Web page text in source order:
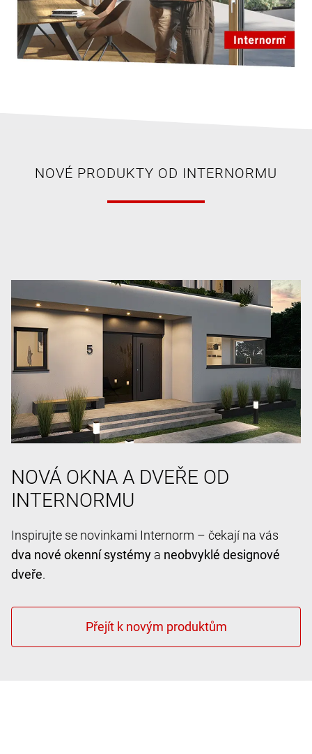
NOVÉ PRODUKTY OD INTERNORMU
NOVÁ OKNA A DVEŘE OD
INTERNORMU
Inspirujte se novinkami Internorm – čekají na vás
dva nové okenní systémy a neobvyklé designové
dveře.